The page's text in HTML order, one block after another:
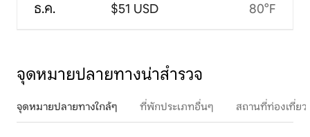
ธ.ค. $51 USD 80°F
จุดหมายปลายทางน่าสำรวจ
จุดหมายปลายทางใกล้ๆ ที่พักประเภทอื่นๆ สถานที่ท่องเที่ย